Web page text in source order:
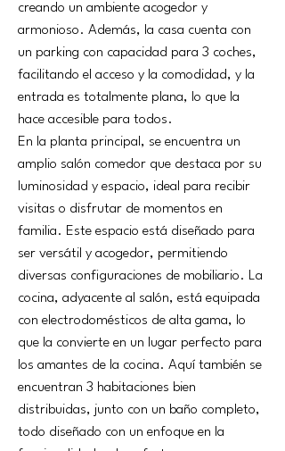
creando un ambiente acogedor y
armonioso. Además, la casa cuenta con
un parking con capacidad para 3 coches,
facilitando el acceso y la comodidad, y la
entrada es totalmente plana, lo que la
hace accesible para todos.
En la planta principal, se encuentra un
amplio salón comedor que destaca por su
luminosidad y espacio, ideal para recibir
visitas o disfrutar de momentos en
familia. Este espacio está diseñado para
ser versátil y acogedor, permitiendo
diversas configuraciones de mobiliario. La
cocina, adyacente al salón, está equipada
con electrodomésticos de alta gama, lo
que la convierte en un lugar perfecto para
los amantes de la cocina. Aquí también se
encuentran 3 habitaciones bien
distribuidas, junto con un baño completo,
todo diseñado con un enfoque en la